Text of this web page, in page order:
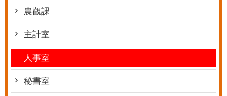
農觀課
主計室
人事室
秘書室